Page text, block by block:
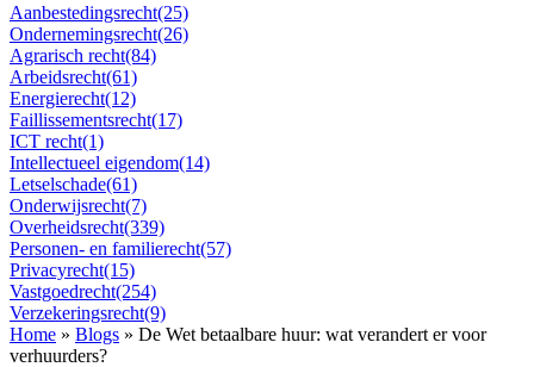
Aanbestedingsrecht(25)
Ondernemingsrecht(26)
Agrarisch recht(84)
Arbeidsrecht(61)
Energierecht(12)
Faillissementsrecht(17)
ICT recht(1)
Intellectueel eigendom(14)
Letselschade(61)
Onderwijsrecht(7)
Overheidsrecht(339)
Personen- en familierecht(57)
Privacyrecht(15)
Vastgoedrecht(254)
Verzekeringsrecht(9)
Home » Blogs » De Wet betaalbare huur: wat verandert er voor
verhuurders?